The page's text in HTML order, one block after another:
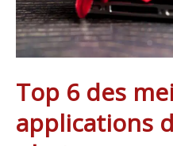
Top 6 des
applications